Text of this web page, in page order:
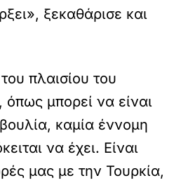
ξεκαθάρισε και
πλαισίου του
όπως μπορεί να είναι
καμία έννομη
να έχει. Είναι
μας με την Τουρκία,